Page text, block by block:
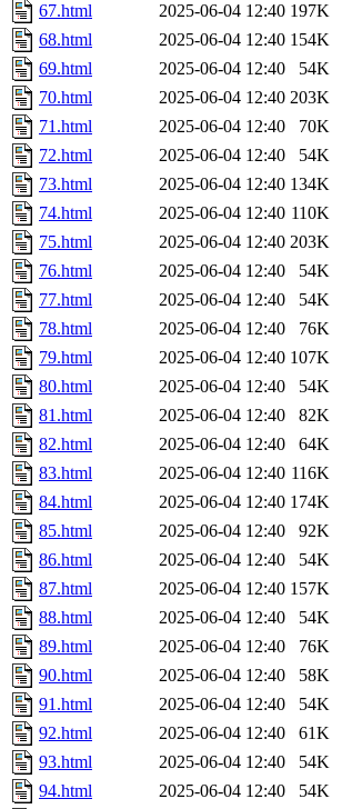
67.html
2025-06-04 12:40 197K
68.html
2025-06-04 12:40 154K
69.html
2025-06-04 12:40
54K
70.html
2025-06-04 12:40 203K
71.html
2025-06-04 12:40
70K
72.html
2025-06-04 12:40
54K
73.html
2025-06-04 12:40 134K
74.html
2025-06-04 12:40 110K
75.html
2025-06-04 12:40 203K
76.html
2025-06-04 12:40
54K
77.html
2025-06-04 12:40
54K
78.html
2025-06-04 12:40
76K
79.html
2025-06-04 12:40 107K
80.html
2025-06-04 12:40
54K
81.html
2025-06-04 12:40
82K
82.html
2025-06-04 12:40
64K
83.html
2025-06-04 12:40 116K
84.html
2025-06-04 12:40 174K
85.html
2025-06-04 12:40
92K
86.html
2025-06-04 12:40
54K
87.html
2025-06-04 12:40 157K
88.html
2025-06-04 12:40
54K
89.html
2025-06-04 12:40
76K
90.html
2025-06-04 12:40
58K
91.html
2025-06-04 12:40
54K
92.html
2025-06-04 12:40
61K
93.html
2025-06-04 12:40
54K
94.html
2025-06-04 12:40
54K